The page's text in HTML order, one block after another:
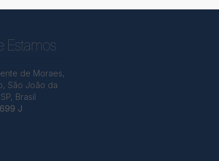
Estamos
de Moraes,
, São João da
SP, Brasil
J